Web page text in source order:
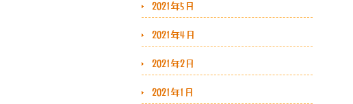
2021年5月
2021年4月
2021年2月
2021年1月